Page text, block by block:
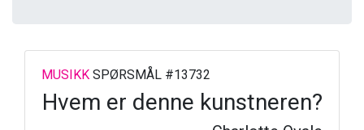
MUSIKK SPØRSMÅL #13732
Hvem er denne kunstneren?